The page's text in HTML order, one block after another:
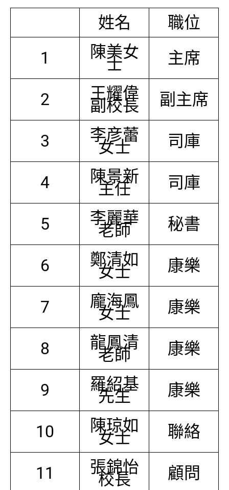
姓名
職位
1
陳美女
士 主席
2 王耀偉
副校長 副主席
3 李彦蕾
女士 司庫
4 陳景新
主任 司庫
5 李麗華
老師 秘書
6 鄭清如
女士 康樂
7 龐海鳳
女士 康樂
8 龍鳳清
老師 康樂
9 羅紹基
先生 康樂
10 陳琼如
女士 聯絡
11 張錦怡
校長 顧問